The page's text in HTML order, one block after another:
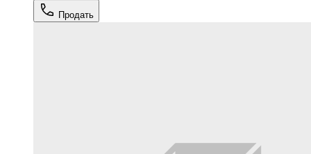
Продать